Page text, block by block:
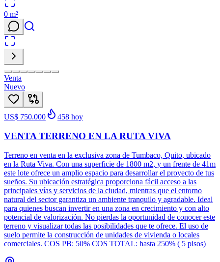
0 m²
Venta
Nuevo
US$ 750.000 458 hoy
VENTA TERRENO EN LA RUTA VIVA
Terreno en venta en la exclusiva zona de Tumbaco, Quito, ubicado
en la Ruta Viva. Con una superficie de 1800 m2, y un frente de 41m
este lote ofrece un amplio espacio para desarrollar el proyecto de tus
sueños. Su ubicación estratégica proporciona fácil acceso a las
principales vías y servicios de la ciudad, mientras que el entorno
natural del sector garantiza un ambiente tranquilo y agradable. Ideal
para quienes buscan invertir en una zona en crecimiento y con alto
potencial de valorización. No pierdas la oportunidad de conocer este
terreno y visualizar todas las posibilidades que te ofrece. El uso de
suelo permite la construcción de unidades de vivienda o locales
comerciales. COS PB: 50% COS TOTAL: hasta 250% ( 5 pisos)